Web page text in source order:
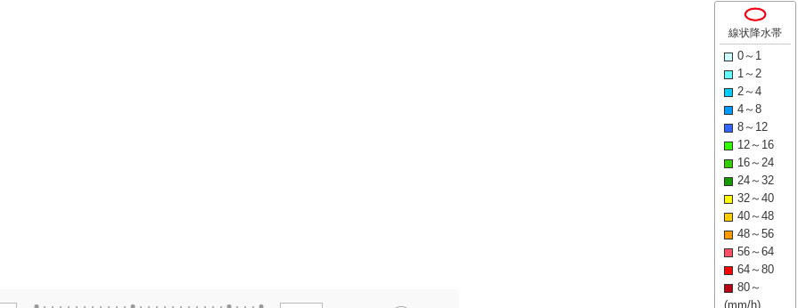
線状降水帯
0～1
1～2
2～4
4～8
8～12
12～16
16～24
24～32
32～40
40～48
48～56
56～64
64～80
80～
(mm/h)